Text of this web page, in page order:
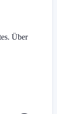
Über